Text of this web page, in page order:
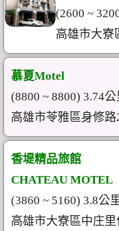
(2600 ~
高雄市大寮
慕夏Motel
(8800 ~ 8800) 3.74公
高雄市苓雅區身修路
香堤精品旅館
CHATEAU MOTEL
(3860 ~ 5160) 3.8公
高雄市大寮區中庄